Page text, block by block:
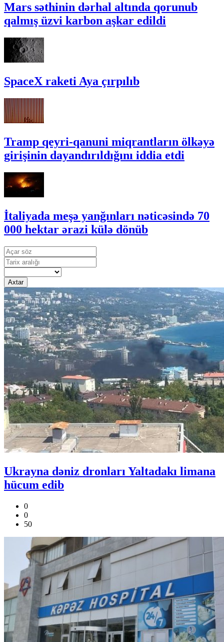
Mars səthinin dərhal altında qorunub
qalmış üzvi karbon aşkar edildi
SpaceX raketi Aya çırpılıb
Tramp qeyri-qanuni miqrantların ölkəyə
girişinin dayandırıldığını iddia etdi
İtaliyada meşə yanğınları nəticəsində 70
000 hektar ərazi külə dönüb
Axtar
Ukrayna dəniz dronları Yaltadakı limana
hücum edib
0
0
50